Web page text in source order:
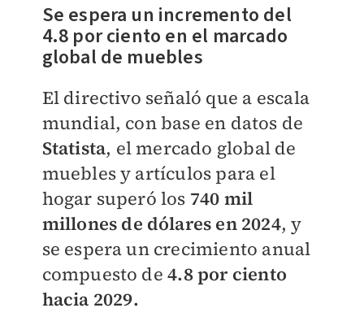
Se espera un incremento del
4.8 por ciento en el marcado
global de muebles
El directivo señaló que a escala
mundial, con base en datos de
Statista, el mercado global de
muebles y artículos para el
hogar superó los 740 mil
millones de dólares en 2024, y
se espera un crecimiento anual
compuesto de4.8 por ciento
hacia 2029.